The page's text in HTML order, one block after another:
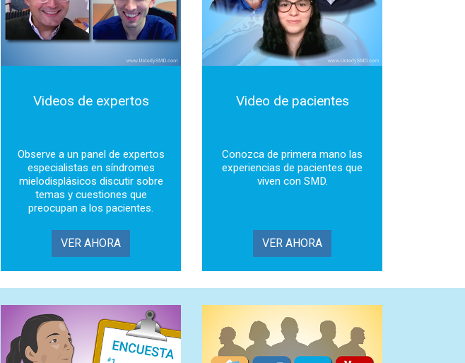
Videos de expertos
Observe a un panel de expertos
especialistas en síndromes
mielodisplásicos discutir sobre
temas y cuestiones que
preocupan a los pacientes.
VER AHORA
Video de pacientes
Conozca de primera mano las
experiencias de pacientes que
viven con SMD.
VER AHORA